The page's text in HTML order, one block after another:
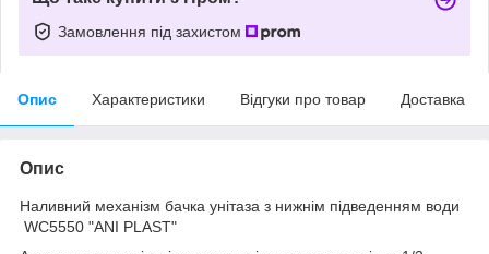
Замовлення під захистом
Опис Характеристики Відгуки про товар Доставка
Опис
Наливний механізм бачка унітаза з нижнім підведенням води
WC5550 "ANI PLAST"